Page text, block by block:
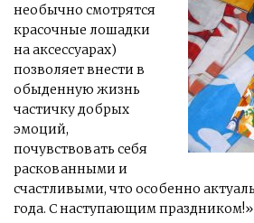
необычно смотрятся
красочные лошадки
на аксессуарах)
позволяет внести в
обыденную жизнь
частичку добрых
эмоций,
почувствовать себя
раскованными и
счастливыми, что особенно
года. С наступающим праздником!»